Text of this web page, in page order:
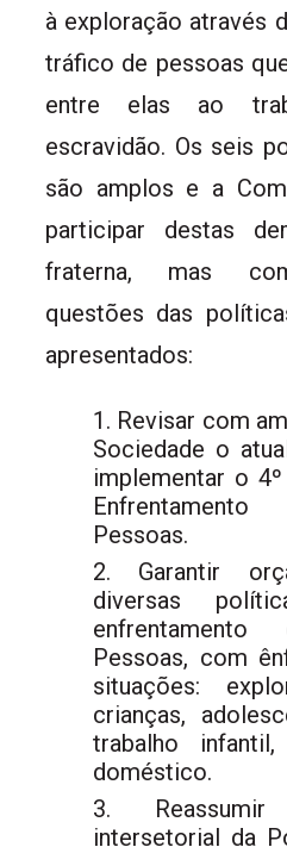
à exploração através
tráfico de pessoas
entre elas ao
escravidão. Os seis
são amplos e a
participar destas
fraterna, mas
questões das
apresentados:
Revisar com
Sociedade o
implementar o
Pessoas.
Garantir
diversas
Pessoas, com
situações:
crianças,
trabalho
doméstico.
intersetorial da